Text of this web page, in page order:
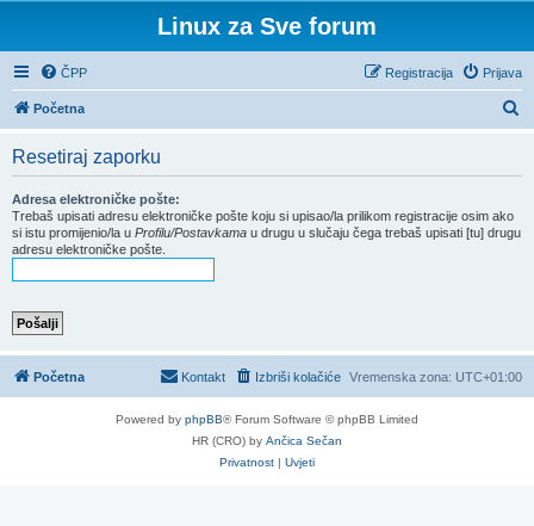
Linux za Sve forum
ČPP Prijava
Registracija
Početna
Resetiraj zaporku
Adresa elektroničke pošte:
Trebaš upisati adresu elektroničke pošte koju si upisao/la prilikom registracije osim ako
si istu promijenio/la u Profilu/Postavkama u drugu u slučaju čega trebaš upisati [tu] drugu
adresu elektroničke pošte.
Početna Vremenska zona: UTC+01:00
Izbriši kolačiće
Kontakt
Powered by phpBB® Forum Software © phpBB Limited
HR (CRO) by Ančica Sečan
Privatnost | Uvjeti